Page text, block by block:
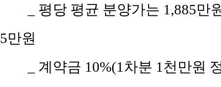
_ 평당 평균 분양가는 1,885
5만원
_ 계약금 10%(1차분 1천만원